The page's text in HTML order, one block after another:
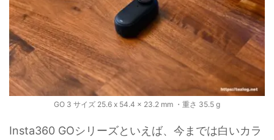
GO 3 サイズ 25.6 x 54.4 x 23.2 mm ・重さ 35.5 g
Insta360 GOシリーズといえば、今までは白いカラ